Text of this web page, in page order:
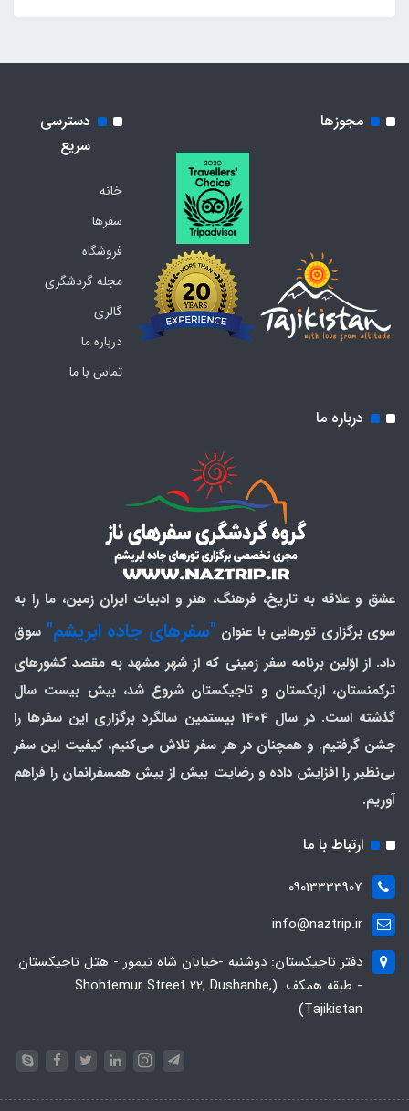
مجوزها
دسترسی
سریع
خانه
سفرها
فروشگاه
مجله گردشگری
گالری
درباره ما
تماس با ما
درباره ما
عشق و علاقه به تاریخ، فرهنگ، هنر و ادبیات ایران زمین، ما را به
سوی برگزاری تورهایی با عنوان "سفرهای جاده ابریشم" سوق
داد. از اوّلین برنامه سفر زمینی که از شهر مشهد به مقصد کشورهای
ترکمنستان، ازبکستان و تاجیکستان شروع شد، بیش بیست سال
گذشته است. در سال 1404 بیستمین سالگرد برگزاری این سفرها را
جشن گرفتیم. و همچنان در هر سفر تلاش می‌کنیم، کیفیت این سفر
بی‌نظیر را افزایش داده و رضایت بیش از بیش همسفرانمان را فراهم
آوریم.
ارتباط با ما
09013333907
info@naztrip.ir
دفتر تاجیکستان: دوشنبه -خیابان شاه تیمور - هتل تاجیکستان
- طبقه همکف. (Shohtemur Street 22, Dushanbe,
Tajikistan)